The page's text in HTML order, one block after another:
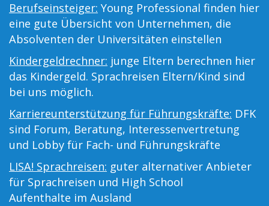
Berufseinsteiger: Young Professional finden hier
eine gute Übersicht von Unternehmen, die
Absolventen der Universitäten einstellen
Kindergeldrechner: junge Eltern berechnen hier
das Kindergeld. Sprachreisen Eltern/Kind sind
bei uns möglich.
Karriereunterstützung für Führungskräfte: DFK
sind Forum, Beratung, Interessenvertretung
und Lobby für Fach- und Führungskräfte
LISA! Sprachreisen: guter alternativer Anbieter
für Sprachreisen und High School
Aufenthalte im Ausland